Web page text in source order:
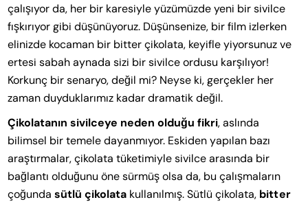
çalışıyor da, her bir karesiyle yüzümüzde yeni bir sivilce
fışkırıyor gibi düşünüyoruz. Düşünsenize, bir film izlerken
elinizde kocaman bir bitter çikolata, keyifle yiyorsunuz ve
ertesi sabah aynada sizi bir sivilce ordusu karşılıyor!
Korkunç bir senaryo, değil mi? Neyse ki, gerçekler her
zaman duyduklarımız kadar dramatik değil.
Çikolatanın sivilceye neden olduğu fikri, aslında
bilimsel bir temele dayanmıyor. Eskiden yapılan bazı
araştırmalar, çikolata tüketimiyle sivilce arasında bir
bağlantı olduğunu öne sürmüş olsa da, bu çalışmaların
çoğundasütlü çikolata kullanılmış. Sütlü çikolata, bitter